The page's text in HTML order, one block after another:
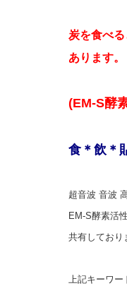
炭を食べ
あります。
(EM-S酵
食＊飲＊
超音波 音波
EM-S酵素活
共有しており
上記キーワー